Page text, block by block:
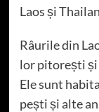
Laos și
Râurile din
lor pitorești
Ele sunt
pești și alte